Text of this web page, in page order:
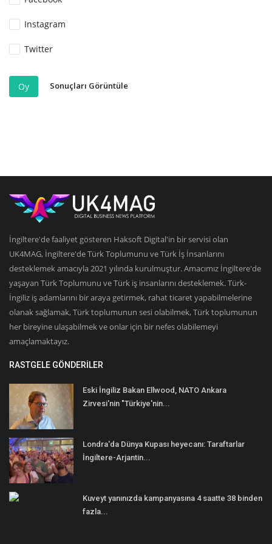
Instagram
Twitter
Oy Sonuçları Görüntüle
İngiltere'de faaliyet gösteren Haksoft Digital'in bir servisi olan
UK4MAG, İngiltere'de Türk Toplumunu ve Türk İş İnsanlarını
desteklemek amacıyla 2021 yılında kurulmuştur. Amacımız İngiltere'de
yaşayan Türk Toplumunu ve Türk iş insanlarını desteklemek. Türk-
İngiliz iş adamlarını bir araya getirmek, rahat ticaret yapabilmelerine
olanak sağlamak, Türk toplumunun sesi olabilmek, Türk toplumunun
her bireyine ulaşabilmek ve onlar için bir nefes olabilemeyi
amaçlamaktayız.
RASTGELE GÖNDERILER
Eski İngiliz Bakan Ellwood, NATO Ankara
Zirvesi'nin "Türkiye'nin...
Londra'da Dünya Kupası heyecanı: Taraftarlar
İngiltere-Arjantin...
Kuveyt yanınızda kampanyasına 4 saatte 38 binden
fazla...